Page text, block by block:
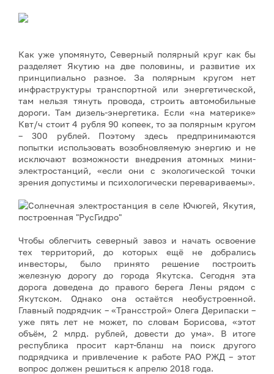
Как уже упомянуто, Северный полярный круг как бы
разделяет Якутию на две половины, и развитие их
принципиально разное. За полярным кругом нет
инфраструктуры транспортной или энергетической,
там нельзя тянуть провода, строить автомобильные
дороги. Там дизель-энергетика. Если «на материке»
Квт/ч стоит 4 рубля 90 копеек, то за полярным кругом
– 300 рублей. Поэтому здесь предпринимаются
попытки использовать возобновляемую энергию и не
исключают возможности внедрения атомных мини-
электростанций, «если они с экологической точки
зрения допустимы и психологически перевариваемы».
Чтобы облегчить северный завоз и начать освоение
тех территорий, до которых ещё не добрались
инвесторы, было принято решение построить
железную дорогу до города Якутска. Сегодня эта
дорога доведена до правого берега Лены рядом с
Якутском. Однако она остаётся необустроенной.
Главный подрядчик – «Трансстрой» Олега Дерипаски –
уже пять лет не может, по словам Борисова, «этот
объём, 2 млрд. рублей, довести до ума». В итоге
республика просит карт-бланш на поиск другого
подрядчика и привлечение к работе РАО РЖД – этот
вопрос должен решиться к апрелю 2018 года.